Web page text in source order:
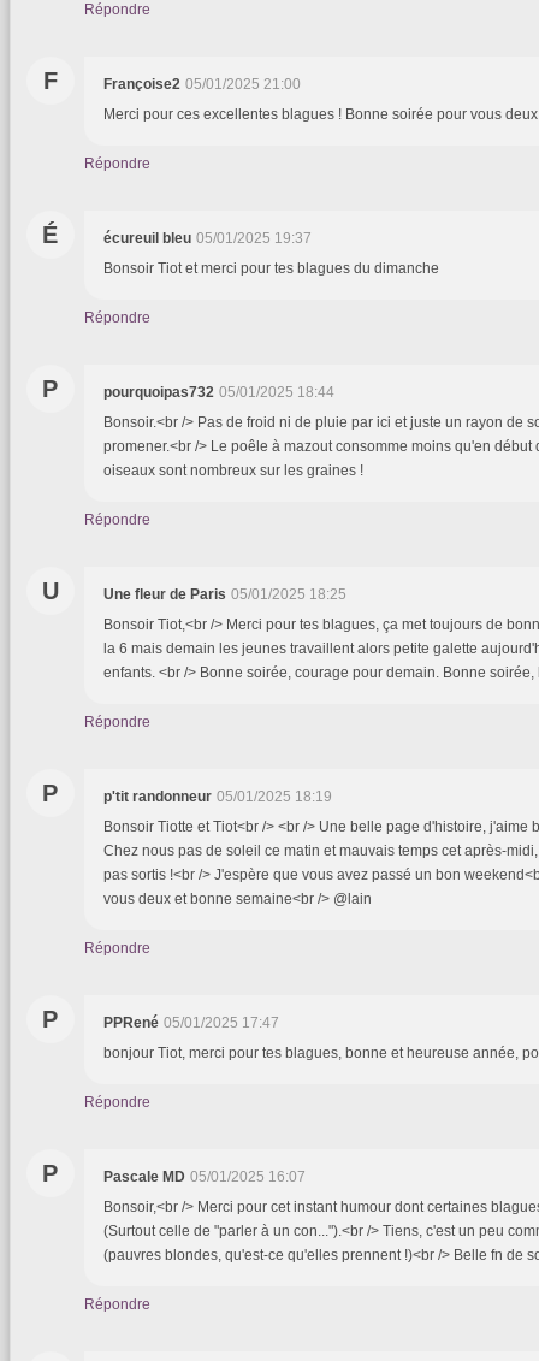
Répondre
F Françoise2 05/01/2025 21:00
Merci pour ces excellentes blagues ! Bonne soirée pour vous
Répondre
É écureuil bleu 05/01/2025 19:37
Bonsoir Tiot et merci pour tes blagues du dimanche
Répondre
P pourquoipas732 05/01/2025 18:44
Bonsoir.<br /> Pas de froid ni de pluie par ici et juste un rayon de
promener.<br /> Le poêle à mazout consomme moins qu'en début
oiseaux sont nombreux sur les graines !
Répondre
U Une fleur de Paris 05/01/2025 18:25
Bonsoir Tiot,<br /> Merci pour tes blagues, ça met toujours de
la 6 mais demain les jeunes travaillent alors petite galette
enfants. <br /> Bonne soirée, courage pour demain. Bonne
Répondre
P p'tit randonneur 05/01/2025 18:19
Bonsoir Tiotte et Tiot<br /> <br /> Une belle page d'histoire, j'aime
Chez nous pas de soleil ce matin et mauvais temps cet après-
pas sortis !<br /> J'espère que vous avez passé un bon
vous deux et bonne semaine<br /> @lain
Répondre
P PPRené 05/01/2025 17:47
bonjour Tiot, merci pour tes blagues, bonne et heureuse année,
Répondre
P Pascale MD 05/01/2025 16:07
Bonsoir,<br /> Merci pour cet instant humour dont certaines
(Surtout celle de "parler à un con...").<br /> Tiens, c'est un peu
(pauvres blondes, qu'est-ce qu'elles prennent !)<br /> Belle fn de
Répondre